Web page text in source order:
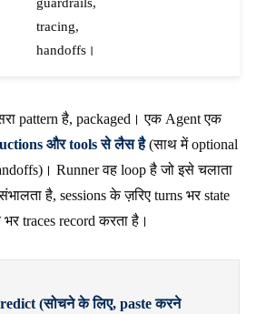
tracing,
handoffs।
pattern है, packaged। एक Agent एक
और tools से लैस है(साथ में optional
Runner वह loop है जो इसे चलाता
है, sessions के ज़रिए turns भर state
traces record करता है।
(सोचने के लिए, paste करने